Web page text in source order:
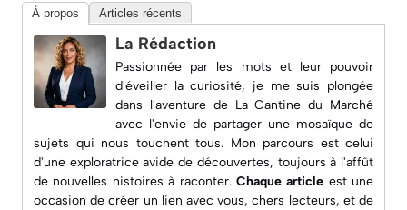
À propos Articles récents
La Rédaction
Passionnée par les mots et leur pouvoir
d'éveiller la curiosité, je me suis plongée
dans l'aventure de La Cantine du Marché
avec l'envie de partager une mosaïque de
sujets qui nous touchent tous. Mon parcours est celui
d'une exploratrice avide de découvertes, toujours à l'affût
de nouvelles histoires à raconter. Chaque article est une
occasion de créer un lien avec vous, chers lecteurs, et de